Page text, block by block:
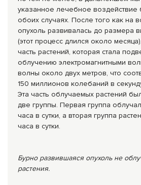
указанное лечебное воздействие
обоих случаях. После того как на
опухоль развивалась до размера
(этот процесс длился около
часть растений, которая стала
облучению электромагнитными
волны около двух метров, что
150 миллионов колебаний в
Эта часть облучаемых растений
две группы. Первая группа
часа в сутки, а вторая группа
часа в сутки.
Бурно развившаяся опухоль не
растения.